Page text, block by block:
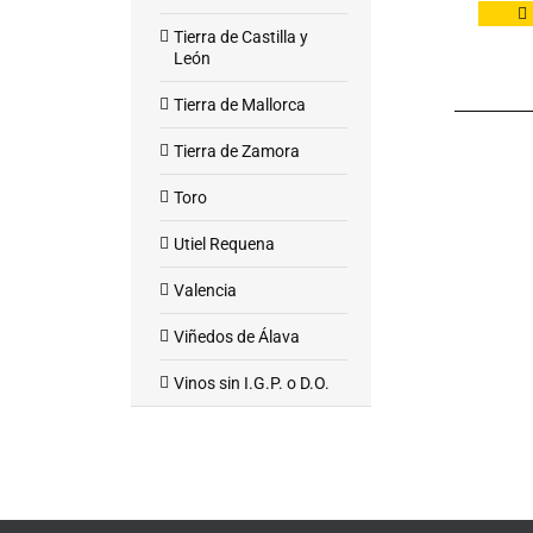
Tierra de Castilla y
León
Tierra de Mallorca
Tierra de Zamora
Toro
Utiel Requena
Valencia
Viñedos de Álava
Vinos sin I.G.P. o D.O.